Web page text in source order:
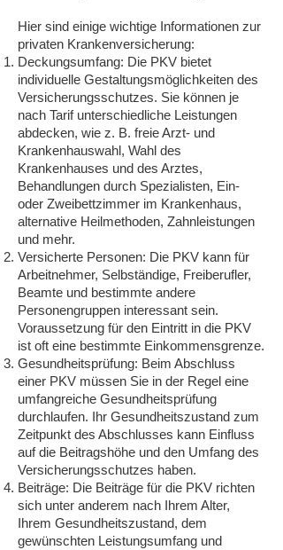
Hier sind einige wichtige Informationen zur
privaten Krankenversicherung:
Deckungsumfang: Die PKV bietet
individuelle Gestaltungsmöglichkeiten des
Versicherungsschutzes. Sie können je
nach Tarif unterschiedliche Leistungen
abdecken, wie z. B. freie Arzt- und
Krankenhauswahl, Wahl des
Krankenhauses und des Arztes,
Behandlungen durch Spezialisten, Ein-
oder Zweibettzimmer im Krankenhaus,
alternative Heilmethoden, Zahnleistungen
und mehr.
Versicherte Personen: Die PKV kann für
Arbeitnehmer, Selbständige, Freiberufler,
Beamte und bestimmte andere
Personengruppen interessant sein.
Voraussetzung für den Eintritt in die PKV
ist oft eine bestimmte Einkommensgrenze.
Gesundheitsprüfung: Beim Abschluss
einer PKV müssen Sie in der Regel eine
umfangreiche Gesundheitsprüfung
durchlaufen. Ihr Gesundheitszustand zum
Zeitpunkt des Abschlusses kann Einfluss
auf die Beitragshöhe und den Umfang des
Versicherungsschutzes haben.
Beiträge: Die Beiträge für die PKV richten
sich unter anderem nach Ihrem Alter,
Ihrem Gesundheitszustand, dem
gewünschten Leistungsumfang und